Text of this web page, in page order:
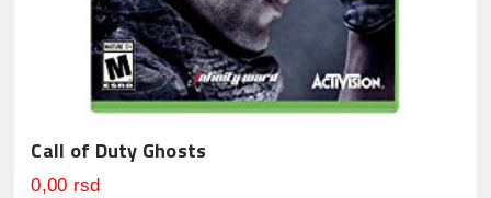
Call of Duty Ghosts
0,00 rsd